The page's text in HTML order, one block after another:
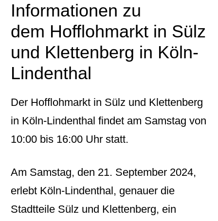
Informationen zu
dem Hofflohmarkt in Sülz
und Klettenberg in Köln-
Lindenthal
Der Hofflohmarkt in Sülz und Klettenberg
in Köln-Lindenthal findet am Samstag von
10:00 bis 16:00 Uhr statt.
Am Samstag, den 21. September 2024,
erlebt Köln-Lindenthal, genauer die
Stadtteile Sülz und Klettenberg, ein